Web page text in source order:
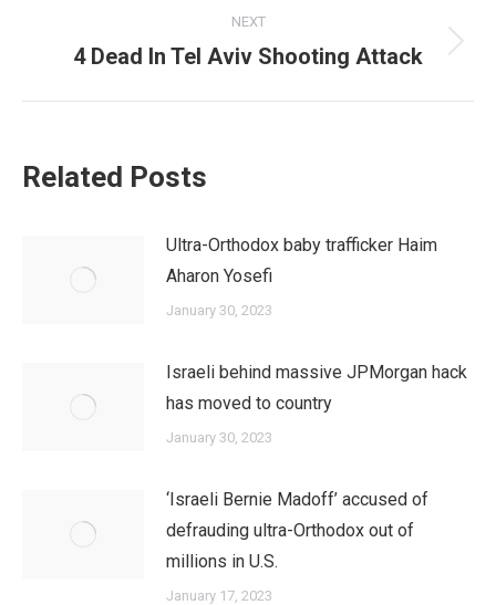
NEXT
Next
4 Dead In Tel Aviv Shooting Attack
Related Posts
Ultra-Orthodox baby trafficker Haim
Aharon Yosefi
January 30, 2023
Israeli behind massive JPMorgan hack
has moved to country
January 30, 2023
‘Israeli Bernie Madoff’ accused of
defrauding ultra-Orthodox out of
millions in U.S.
January 17, 2023